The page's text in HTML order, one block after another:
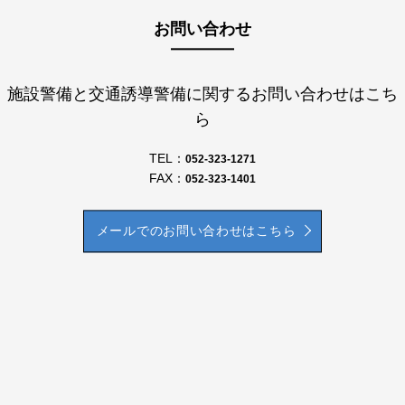
お問い合わせ
施設警備と交通誘導警備に関するお問い合わせはこち
ら
TEL： 052-323-1271
FAX： 052-323-1401
メールでのお問い合わせはこちら